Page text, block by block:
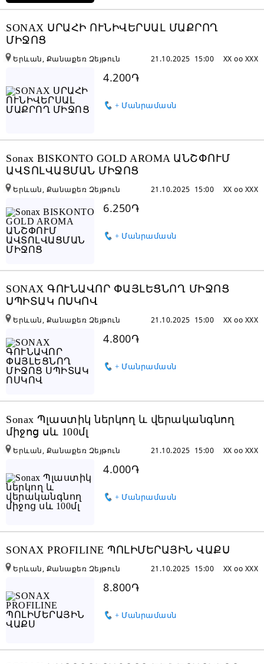
SONAX ՍՐԱՀԻ ՈՒՆԻՎԵՐՍԱԼ ՄԱՔՐՈՂ
ՄԻՋՈՑ
4.200֏
+ Մանրամասն
XX oo XXX
21.10.2025 15:00
Երևան, Քանաքեռ Զեյթուն
Sonax BISKONTO GOLD AROMA ԱՆՇՓՈՒՄ
ԱՎՏՈԼՎԱՑՄԱՆ ՄԻՋՈՑ
6.250֏
+ Մանրամասն
XX oo XXX
21.10.2025 15:00
Երևան, Քանաքեռ Զեյթուն
SONAX ԳՈՒՆԱՎՈՐ ՓԱՅԼԵՑՆՈՂ ՄԻՋՈՑ
ՍՊԻՏԱԿ ՈՍԿՈՎ
4.800֏
+ Մանրամասն
XX oo XXX
21.10.2025 15:00
Երևան, Քանաքեռ Զեյթուն
Sonax Պլաստիկ ներկող և վերականգնող
միջոց սև 100մլ
4.000֏
+ Մանրամասն
XX oo XXX
21.10.2025 15:00
Երևան, Քանաքեռ Զեյթուն
SONAX PROFILINE ՊՈԼԻՄԵՐԱՅԻՆ ՎԱՔՍ
8.800֏
+ Մանրամասն
XX oo XXX
21.10.2025 15:00
Երևան, Քանաքեռ Զեյթուն